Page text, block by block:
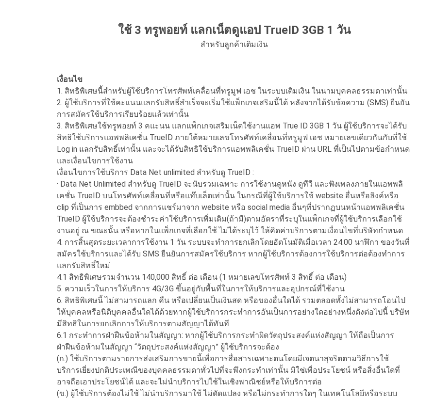
ใช้ 3 ทรูพอยท์ แลกเน็ตดูแอป TrueID 3GB 1 วัน
สำหรับลูกค้าเติมเงิน
เงื่อนไข
1. สิทธิพิเศษนี้สำหรับผู้ใช้บริการโทรศัพท์เคลื่อนที่ทรูมูฟ เอช ในระบบเติมเงิน ในนามบุคคลธรรมดาเท่านั้น
2. ผู้ใช้บริการที่ใช้คะแนนแลกรับสิทธิ์สำเร็จจะเริ่มใช้แพ็กเกจเสริมนี้ได้ หลังจากได้รับข้อความ (SMS) ยืนยัน
การสมัครใช้บริการเรียบร้อยแล้วเท่านั้น
3. สิทธิพิเศษใช้ทรูพอยท์ 3 คแะนน แลกแพ็กเกจเสริมเน็ตใช้งานแอพ True ID 3GB 1 วัน ผู้ใช้บริการจะได้รับ
สิทธิใช้บริการแอพพลิเคชั่น TrueID ภายใต้หมายเลขโทรศัพท์เคลื่อนที่ทรูมูฟ เอช หมายเลขเดียวกันกับที่ใช้
Log in แลกรับสิทธิ์เท่านั้น และจะได้รับสิทธิใช้บริการแอพพลิเคชั่น TrueID ผ่าน URL ที่เป็นไปตามข้อกำหนด
และเงื่อนไขการใช้งาน
เงื่อนไขการใช้บริการ Data Net unlimited สำหรับดู TrueID :
· Data Net Unlimited สำหรับดู TrueID จะนับรวมเฉพาะ การใช้งานดูหนัง ดูทีวี และฟังเพลงภายในแอพพลิ
เคชั่น TrueID บนโทรศัพท์เคลื่อนที่หรือแท๊บเล็ตเท่านั้น ในกรณีที่ผู้ใช้บริการใช้ website อื่นหรือลิงค์หรือ
clip ที่เป็นการ embbed จากการแชร์มาจาก website หรือ social media อื่นๆที่ปรากฏบนหน้าแอพพลิเคชั่น
TrueID ผู้ใช้บริการจะต้องชำระค่าใช้บริการเพิ่มเติม(ถ้ามี)ตามอัตราที่ระบุในแพ็กเกจที่ผู้ใช้บริการเลือกใช้
งานอยู่ ณ ขณะนั้น หรือหากในแพ็กเกจที่เลือกใช้ ไม่ได้ระบุไว้ ให้คิดค่าบริการตามเงื่อนไขที่บริษัทกำหนด
4. การสิ้นสุดระยะเวลาการใช้งาน 1 วัน ระบบจะทำการยกเลิกโดยอัตโนมัติเมื่อเวลา 24.00 นาฬิกา ของวันที่
สมัครใช้บริการและได้รับ SMS ยืนยันการสมัครใช้บริการ หากผู้ใช้บริการต้องการใช้บริการต่อต้องทำการ
แลกรับสิทธิ์ใหม่
4.1 สิทธิพิเศษรวมจำนวน 140,000 สิทธิ์ ต่อ เดือน (1 หมายเลขโทรศัพท์ 3 สิทธิ์ ต่อ เดือน)
5. ความเร็วในการให้บริการ 4G/3G ขึ้นอยู่กับพื้นที่ในการให้บริการและอุปกรณ์ที่ใช้งาน
6. สิทธิพิเศษนี้ ไม่สามารถแลก คืน หรือเปลี่ยนเป็นเงินสด หรือของอื่นใดได้ รวมตลอดทั้งไม่สามารถโอนไป
ให้บุคคลหรือนิติบุคคลอื่นใดได้ด้วยหากผู้ใช้บริการกระทำการอันเป็นการอย่างใดอย่างหนึ่งดังต่อไปนี้ บริษัท
มีสิทธิในการยกเลิกการให้บริการตามสัญญาได้ทันที
6.1 กระทำการฝ่าฝืนข้อห้ามในสัญญา: หากผู้ใช้บริการกระทำผิดวัตถุประสงค์แห่งสัญญา ให้ถือเป็นการ
ฝ่าฝืนข้อห้ามในสัญญา “วัตถุประสงค์แห่งสัญญา” ผู้ใช้บริการจะต้อง
(ก.) ใช้บริการตามรายการส่งเสริมการขายนี้เพื่อการสื่อสารเฉพาะตนโดยมีเจตนาสุจริตตามวิธีการใช้
บริการเยี่ยงปกติประเพณีของบุคคลธรรมดาทั่วไปที่จะพึงกระทำเท่านั้น มิใช่เพื่อประโยชน์ หรือสิ่งอื่นใดที่
อาจถือเอาประโยชน์ได้ และจะไม่นำบริการไปใช้ในเชิงพาณิชย์หรือให้บริการต่อ
(ข.) ผู้ใช้บริการต้องไม่ใช้ ไม่นำบริการมาใช้ ไม่ดัดแปลง หรือไม่กระทำการใดๆ ในเทคโนโลยีหรือระบบ